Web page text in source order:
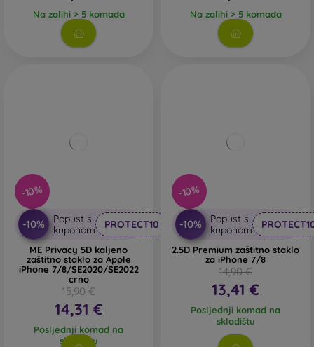
Na zalihi > 5 komada Na zalihi > 5 komada
-10%
-10%
Popust s
kuponom
PROTECT10
ME Privacy 5D kaljeno
zaštitno staklo za Apple
iPhone 7/8/SE2020/SE2022
crno
15,90 €
14,31 €
Posljednji komad na
skladištu
-10%
-10%
Popust s
kuponom
2.5D Premium zaštitno staklo
za iPhone 7/8
14,90 €
13,41 €
Posljednji komad na
skladištu